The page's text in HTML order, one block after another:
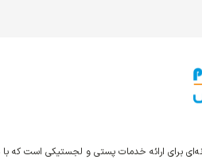
برای ارائه خدمات پستی و لجستیکی است